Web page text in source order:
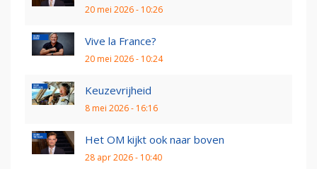
20 mei 2026 - 10:26
Vive la France?
20 mei 2026 - 10:24
Keuzevrijheid
8 mei 2026 - 16:16
Het OM kijkt ook naar boven
28 apr 2026 - 10:40